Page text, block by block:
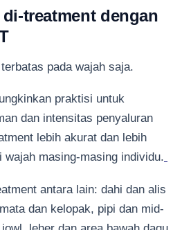
treatment dengan
pada wajah saja.
praktisi untuk
dan intensitas penyaluran
lebih akurat dan lebih
wajah masing-masing individu.
antara lain: dahi dan alis
dan kelopak, pipi dan mid-